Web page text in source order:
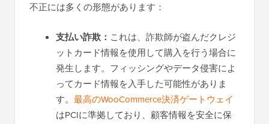
不正には多くの形態があります：
支払い詐欺： これは、詐欺師が盗んだクレジ
ットカード情報を使用して購入を行う場合に
発生します。フィッシングやデータ侵害によ
ってカード情報を入手した可能性がありま
す。 最高のWooCommerce決済ゲートウェイ
はPCIに準拠しており、顧客情報を安全に保